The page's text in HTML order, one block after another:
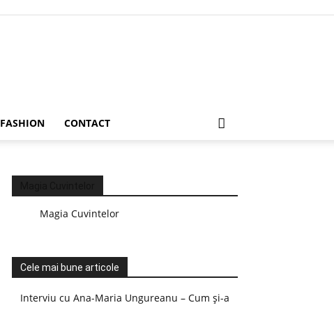
FASHION CONTACT
Magia Cuvintelor
Cele mai bune articole
Interviu cu Ana-Maria Ungureanu – Cum și-a